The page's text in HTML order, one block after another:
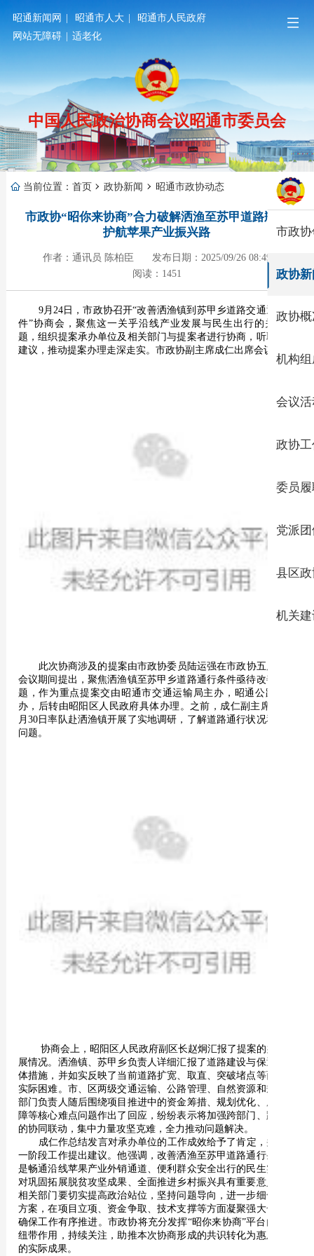
昭通新闻网 | 昭通市人大 |
昭通市人民政府
网站无障碍 | 适老化
中国人民政治协商会议昭通市委员会
市政
政协新
政协概
机构组
会议活
政协工
委员履
党派
县区政
机关建
当前位置： 首页 政协新闻 昭通市政协动态
市政协“昭你来协商”合力破解洒渔至苏甲道路瓶颈
护航苹果产业振兴路
作者：通讯员 陈柏臣
发布日期：2025/09/26 08:49
阅读：1451
9月24日，市政协召开“改善洒渔镇到苏甲乡道路交通通行条
件”协商会，聚焦这一关乎沿线产业发展与民生出行的关键问
题，组织提案承办单位及相关部门与提案者进行协商，听取意见
建议，推动提案办理走深走实。市政协副主席成仁出席会议。
此次协商涉及的提案由市政协委员陆运强在市政协五届四次
会议期间提出，聚焦洒渔镇至苏甲乡道路通行条件亟待改善的问
题，作为重点提案交由昭通市交通运输局主办，昭通公路局协
办，后转由昭阳区人民政府具体办理。之前，成仁副主席已于6
月30日率队赴洒渔镇开展了实地调研，了解道路通行状况和存在
问题。
协商会上，昭阳区人民政府副区长赵炯汇报了提案的办理进
展情况。洒渔镇、苏甲乡负责人详细汇报了道路建设与保通的具
体措施，并如实反映了当前道路扩宽、取直、突破堵点等面临的
实际困难。市、区两级交通运输、公路管理、自然资源和规划等
部门负责人随后围绕项目推进中的资金筹措、规划优化、用地保
障等核心难点问题作出了回应，纷纷表示将加强跨部门、跨层级
的协同联动，集中力量攻坚克难，全力推动问题解决。
成仁作总结发言对承办单位的工作成效给予了肯定，并对下
一阶段工作提出建议。他强调，改善洒渔至苏甲道路通行条件，
是畅通沿线苹果产业外销通道、便利群众安全出行的民生实事，
对巩固拓展脱贫攻坚成果、全面推进乡村振兴具有重要意义。各
相关部门要切实提高政治站位，坚持问题导向，进一步细化工作
方案，在项目立项、资金争取、技术支撑等方面凝聚强大合力，
确保工作有序推进。市政协将充分发挥“昭你来协商”平台的桥梁
纽带作用，持续关注，助推本次协商形成的共识转化为惠及百姓
的实际成果。